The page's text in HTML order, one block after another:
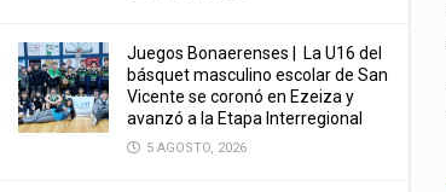
Juegos Bonaerenses | La U16 del
básquet masculino escolar de San
Vicente se coronó en Ezeiza y
avanzó a la Etapa Interregional
5 AGOSTO, 2026